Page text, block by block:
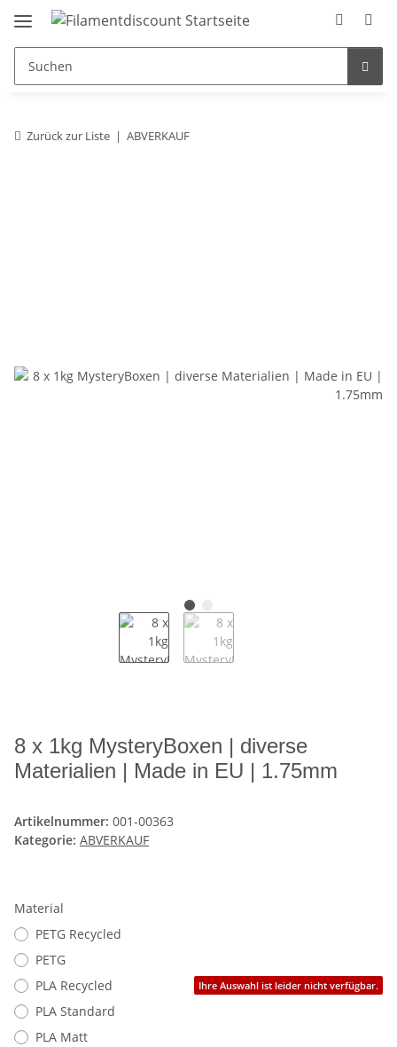
Zurück zur Liste ABVERKAUF
8 x 1kg MysteryBoxen | diverse
Materialien | Made in EU | 1.75mm
Artikelnummer: 001-00363
Kategorie: ABVERKAUF
Material
PETG Recycled
PETG
PLA Recycled
Ihre Auswahl ist leider nicht verfügbar.
PLA Standard
PLA Matt